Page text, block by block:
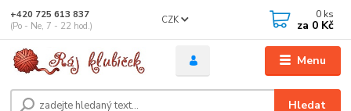
Menu
CZK
Hledat
+420 725 613 837
(Po - Ne, 7 - 22 hod.)
0 ks
za 0 Kč